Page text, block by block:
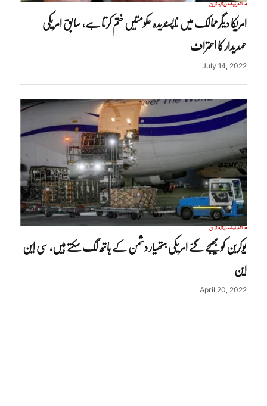
انٹرنیشنلتازہ ترین
امریکا دیگرممالک میں ناپسندیدہ حکومتیں ختم کرتا ہے، سابق امریکی
عہدیدار کا اعتراف
July 14, 2022
انٹرنیشنلتازہ ترین
یوکرین کو بھیجے گئے امریکی ہتھیار دشمن کے ہاتھ لگ سکتے ہیں، سی این
این
April 20, 2022